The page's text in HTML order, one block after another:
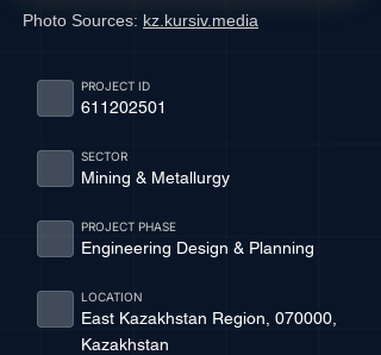
Photo Sources: kz.kursiv.media
611202501
PROJECT ID
Mining & Metallurgy
SECTOR
Engineering Design & Planning
PROJECT PHASE
East Kazakhstan Region, 070000,
Kazakhstan
LOCATION